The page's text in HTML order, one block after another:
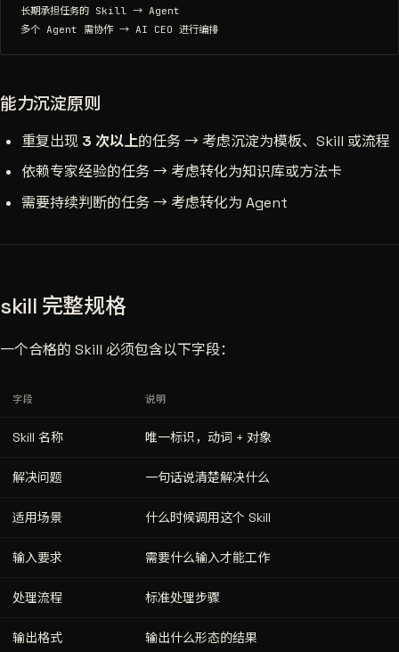
长期承担任务的 Skill → Agent
能力沉淀原则
重复出现 3 次以上的任务 → 考虑沉淀为模板、Skill 或流程
依赖专家经验的任务 → 考虑转化为知识库或方法卡
需要持续判断的任务 → 考虑转化为 Agent
skill 完整规格
一个合格的 Skill 必须包含以下字段：
字段 说明
Skill 名称 唯一标识，动词 + 对象
解决问题 一句话说清楚解决什么
适用场景 什么时候调用这个 Skill
输入要求 需要什么输入才能工作
处理流程 标准处理步骤
输出格式 输出什么形态的结果